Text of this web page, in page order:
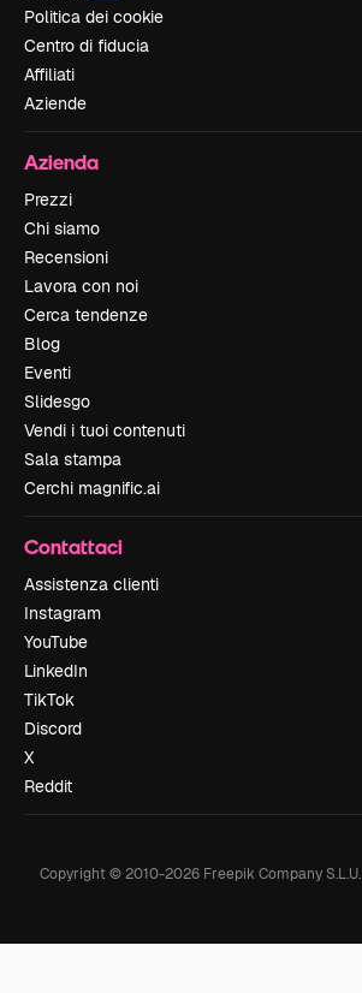
Politica dei cookie
Centro di fiducia
Affiliati
Aziende
Azienda
Prezzi
Chi siamo
Recensioni
Lavora con noi
Cerca tendenze
Blog
Eventi
Slidesgo
Vendi i tuoi contenuti
Sala stampa
Cerchi magnific.ai
Contattaci
Assistenza clienti
Instagram
YouTube
LinkedIn
TikTok
Discord
X
Reddit
Copyright © 2010-2026Freepik Company S.L.U.